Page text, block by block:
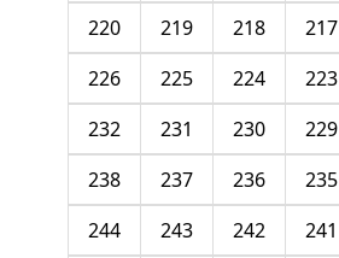
217
218
219
220
223
224
225
226
229
230
231
232
235
236
237
238
241
242
243
244